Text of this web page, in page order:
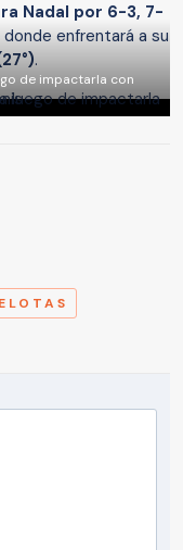
Nadal por 6-3, 7-
enfrentará a su
.
de impactarla con